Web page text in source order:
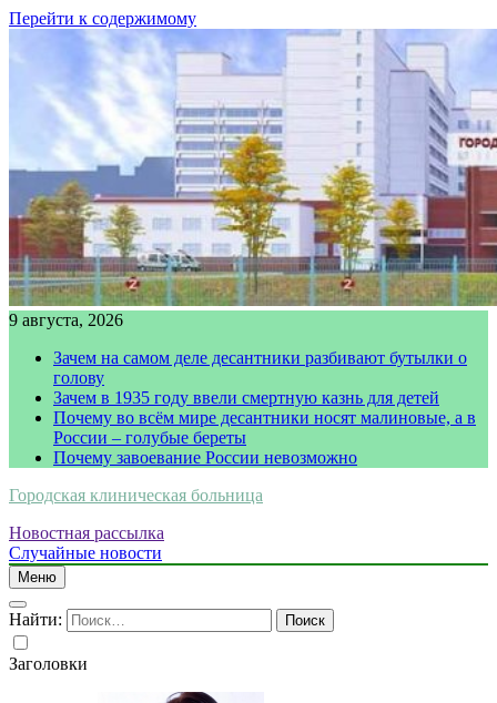
Перейти к содержимому
9 августа, 2026
Зачем на самом деле десантники разбивают бутылки о
голову
Зачем в 1935 году ввели смертную казнь для детей
Почему во всём мире десантники носят малиновые, а в
России – голубые береты
Почему завоевание России невозможно
Городская клиническая больница
Новостная рассылка
Случайные новости
Меню
Найти:
Заголовки